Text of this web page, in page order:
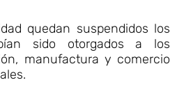
quedan suspendidos los
sido otorgados a los
manufactura y comercio